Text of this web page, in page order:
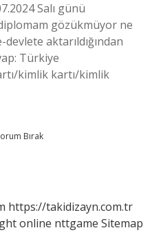
Salı günü
gözükmüyor ne
devlete aktarıldığından
Türkiye
kimlik kartı/kimlik
Bırak
https://takidizayn.com.tr
online nttgame Sitemap